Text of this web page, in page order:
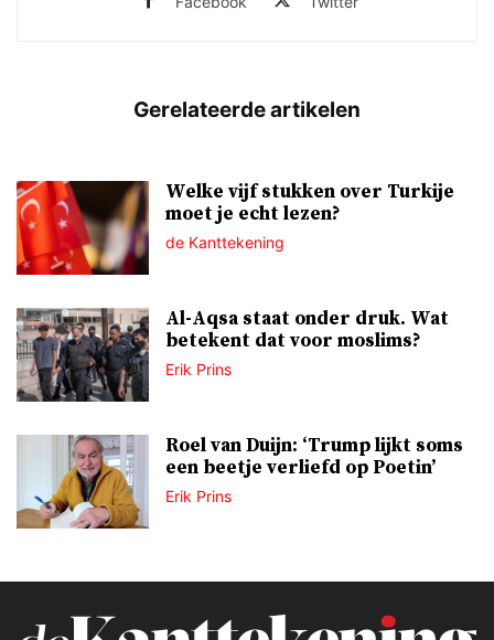
Welke vijf stukken over Turkije
moet je echt lezen?
de Kanttekening
Al-Aqsa staat onder druk. Wat
betekent dat voor moslims?
Erik Prins
Roel van Duijn: ‘Trump lijkt soms
een beetje verliefd op Poetin’
Erik Prins